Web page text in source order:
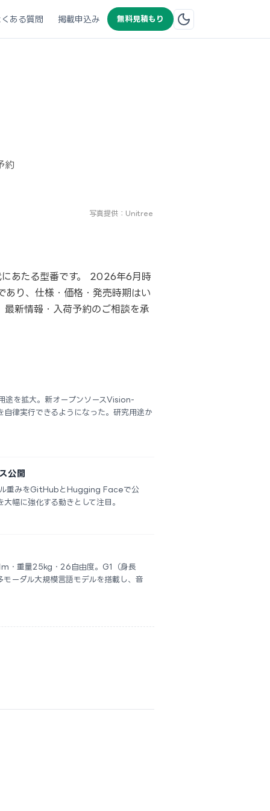
くある質問 掲載申込み 無料見積もり
約
写真提供：Unitree
あたる型番です。 2026年6月時
あり、仕様・価格・発売時期はい
最新情報・入荷予約のご相談を承
途を拡大。新オープンソースVision-
律実行できるようになった。研究用途か
公開
重みをGitHubとHugging Faceで公
幅に強化する動きとして注目。
・重量25kg・26自由度。G1（身長
ーダル大規模言語モデルを搭載し、音